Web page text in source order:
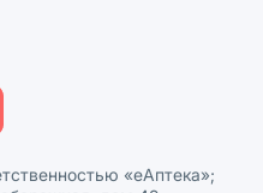
персональных данных
«еАптека»;